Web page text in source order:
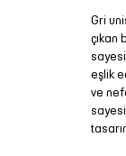
Gri
çıkan
eşlik
ve